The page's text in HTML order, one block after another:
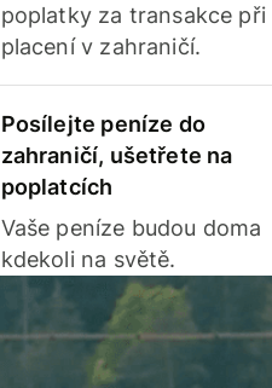
poplatky za transakce při
placení v zahraničí.
Posílejte peníze do
zahraničí, ušetřete na
poplatcích
Vaše peníze budou doma
kdekoli na světě.